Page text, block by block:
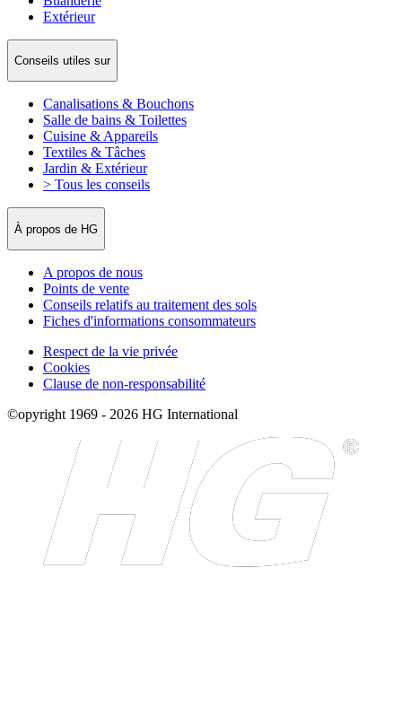
Extérieur
Conseils utiles sur
Canalisations & Bouchons
Salle de bains & Toilettes
Cuisine & Appareils
Textiles & Tâches
Jardin & Extérieur
> Tous les conseils
À propos de HG
A propos de nous
Points de vente
Conseils relatifs au traitement des sols
Fiches d'informations consommateurs
Respect de la vie privée
Cookies
Clause de non-responsabilité
©opyright 1969 - 2026 HG International